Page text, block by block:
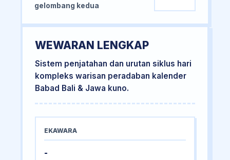
gelombang kedua
WEWARAN LENGKAP
Sistem penjatahan dan urutan siklus hari
kompleks warisan peradaban kalender
Babad Bali & Jawa kuno.
EKAWARA
-